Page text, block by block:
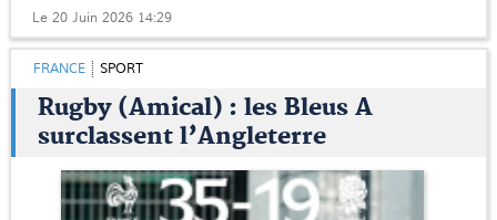
Le 20 Juin 2026 14:29
FRANCE SPORT
Rugby (Amical) : les Bleus A
surclassent l’Angleterre